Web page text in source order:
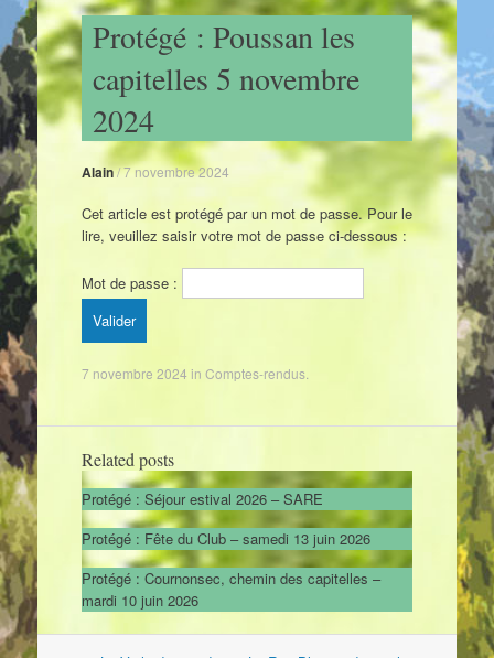
Skip to content
Protégé : Poussan les
capitelles 5 novembre
2024
Alain/7 novembre 2024
Cet article est protégé par un mot de passe. Pour le
lire, veuillez saisir votre mot de passe ci-dessous :
Mot de passe :
7 novembre 2024 in Comptes-rendus.
Related posts
Protégé : Séjour estival 2026 – SARE
Protégé : Fête du Club – samedi 13 juin 2026
Protégé : Cournonsec, chemin des capitelles –
mardi 10 juin 2026